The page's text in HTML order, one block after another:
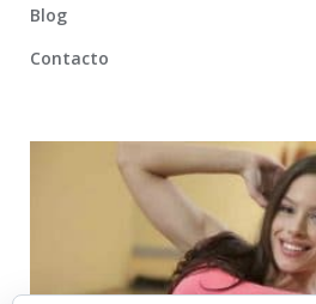
Blog
Contacto